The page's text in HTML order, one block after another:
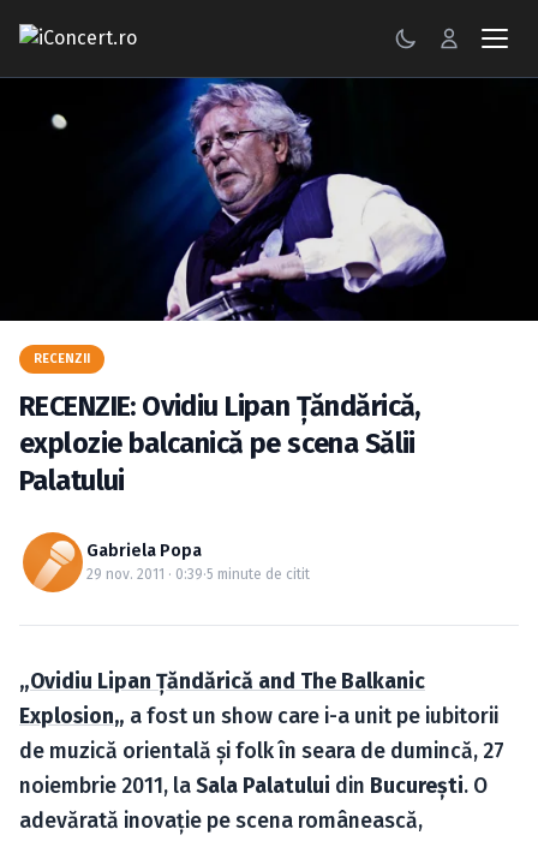
CONCERTE
RECENZII
BILETE
Autentificare
Caută în site...
RECENZII
RECENZIE: Ovidiu Lipan Ţăndărică,
explozie balcanică pe scena Sălii
Palatului
Gabriela Popa
29 nov. 2011 · 0:39·5 minute de citit
„Ovidiu Lipan Ţăndărică and The Balkanic
Explosion„ a fost un show care i-a unit pe iubitorii
de muzică orientală şi folk în seara de dumincă, 27
noiembrie 2011, laSala Palatului din Bucureşti. O
adevărată inovaţie pe scena românească,